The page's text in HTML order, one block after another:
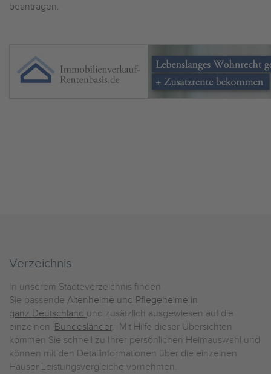
beantragen.
Verzeichnis
In unserem Städteverzeichnis finden
Sie passende Altenheime und Pflegeheime in
ganz Deutschland und zusätzlich ausgewiesen auf die
einzelnen Bundesländer. Mit Hilfe dieser Übersichten
kommen Sie schnell zu Ihrer persönlichen Heimauswahl und
können mit den Detailinformationen über die einzelnen
Häuser Leistungsvergleiche vornehmen.